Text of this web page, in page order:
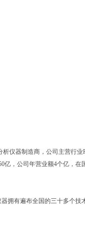
仪器制造商，公司主营行
，公司年营业额4个亿，在
拥有遍布全国的三十多个技